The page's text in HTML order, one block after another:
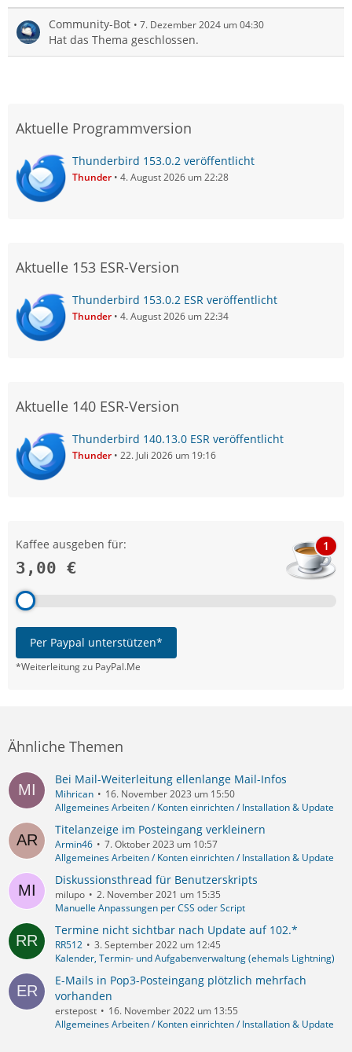
Community-Bot 7. Dezember 2024 um 04:30
Hat das Thema geschlossen.
Aktuelle Programmversion
Thunderbird 153.0.2 veröffentlicht
Thunder 4. August 2026 um 22:28
Aktuelle 153 ESR-Version
Thunderbird 153.0.2 ESR veröffentlicht
Thunder 4. August 2026 um 22:34
Aktuelle 140 ESR-Version
Thunderbird 140.13.0 ESR veröffentlicht
Thunder 22. Juli 2026 um 19:16
Kaffee ausgeben für:
3,00 €
1
Per Paypal unterstützen*
*Weiterleitung zu PayPal.Me
Ähnliche Themen
Bei Mail-Weiterleitung ellenlange Mail-Infos
Mihrican
16. November 2023 um 15:50
Allgemeines Arbeiten / Konten einrichten / Installation & Update
Titelanzeige im Posteingang verkleinern
Armin46
7. Oktober 2023 um 10:57
Allgemeines Arbeiten / Konten einrichten / Installation & Update
Diskussionsthread für Benutzerskripts
milupo
2. November 2021 um 15:35
Manuelle Anpassungen per CSS oder Script
Termine nicht sichtbar nach Update auf 102.*
RR512
3. September 2022 um 12:45
Kalender, Termin- und Aufgabenverwaltung (ehemals Lightning)
E-Mails in Pop3-Posteingang plötzlich mehrfach
vorhanden
erstepost
16. November 2022 um 13:55
Allgemeines Arbeiten / Konten einrichten / Installation & Update